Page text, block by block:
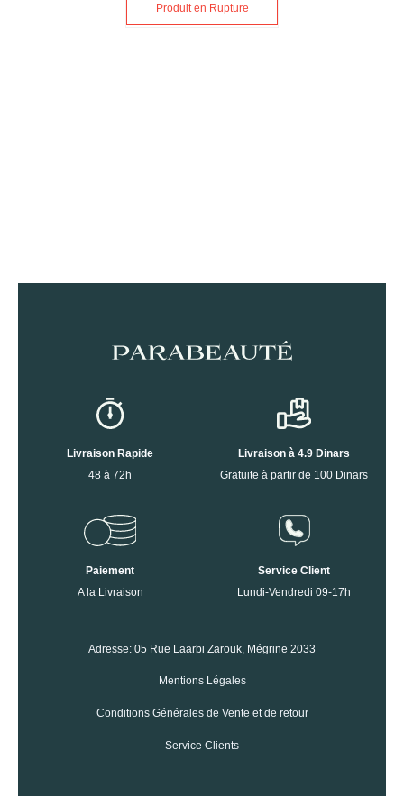
Produit en Rupture
Livraison Rapide
48 à 72h
Livraison à 4.9 Dinars
Gratuite à partir de 100 Dinars
Paiement
A la Livraison
Service Client
Lundi-Vendredi 09-17h
Adresse: 05 Rue Laarbi Zarouk, Mégrine 2033
Mentions Légales
Conditions Générales de Vente et de retour
Service Clients